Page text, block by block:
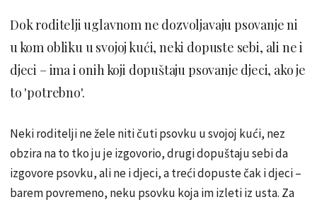
Dok roditelji uglavnom ne dozvoljavaju psovanje ni
u kom obliku u svojoj kući, neki dopuste sebi, ali ne i
djeci – ima i onih koji dopuštaju psovanje djeci, ako je
to 'potrebno'.
Neki roditelji ne žele niti čuti psovku u svojoj kući, nez
obzira na to tko ju je izgovorio, drugi dopuštaju sebi da
izgovore psovku, ali ne i djeci, a treći dopuste čak i djeci –
barem povremeno, neku psovku koja im izleti iz usta. Za